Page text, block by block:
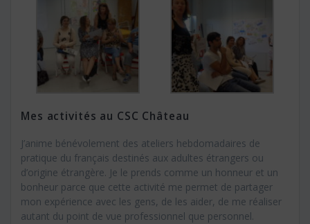
Mes activités au CSC Château
J’anime bénévolement des ateliers hebdomadaires de
pratique du français destinés aux adultes étrangers ou
d’origine étrangère. Je le prends comme un honneur et un
bonheur parce que cette activité me permet de partager
mon expérience avec les gens, de les aider, de me réaliser
autant du point de vue professionnel que personnel.